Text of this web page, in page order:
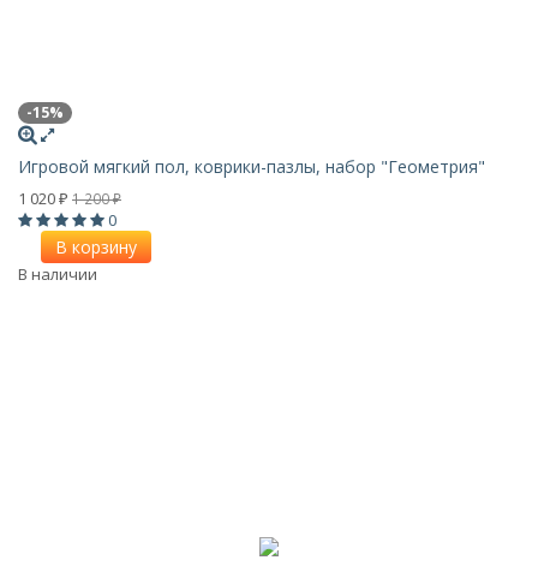
-15%
Игровой мягкий пол, коврики-пазлы, набор "Геометрия"
1 020 ₽ 1 200₽
0
В корзину
В наличии